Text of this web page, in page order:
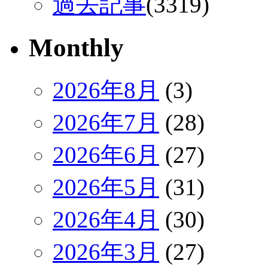
Monthly
2026年8月 (3)
2026年7月 (28)
2026年6月 (27)
2026年5月 (31)
2026年4月 (30)
2026年3月 (27)